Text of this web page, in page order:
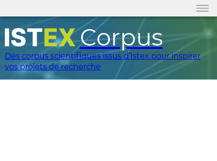
Corpus
Des corpus scientifiques issus d’Istex pour inspirer
vos projets de recherche